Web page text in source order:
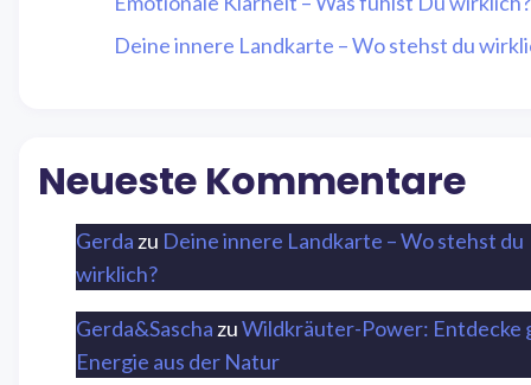
Deine innere Landkarte – Wo stehst du
Neueste Kommentare
Gerda zu Deine innere Landkarte – Wo stehst du
wirklich?
Gerda&Sascha zuWildkräuter-Power: Entdecke
Energie aus der Natur